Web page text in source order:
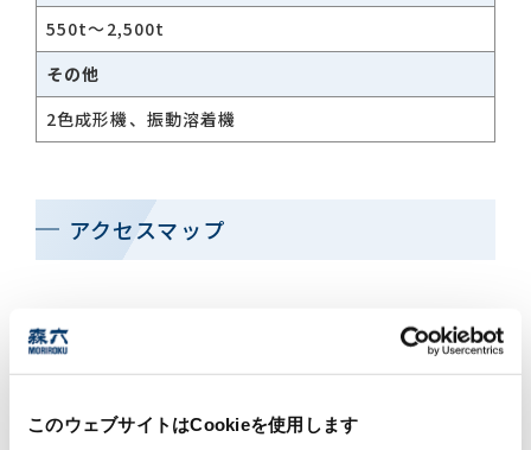
このウェブサイトはCookieを使用します
おすすめキーワード
#グローバルネットワーク
550t～2,500t
その他
2色成形機、振動溶着機
アクセスマップ